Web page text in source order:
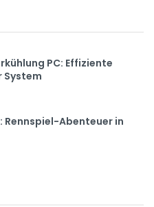
PC: Effiziente
System
Rennspiel-Abenteuer in